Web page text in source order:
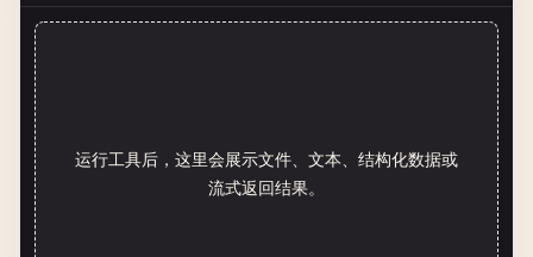
运行工具后，这里会展示文件、文本、结构化数据或
流式返回结果。